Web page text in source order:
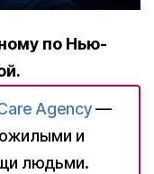
по Нью-
Agency—
и
людьми.